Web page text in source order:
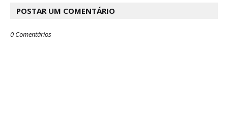
POSTAR UM COMENTÁRIO
0 Comentários